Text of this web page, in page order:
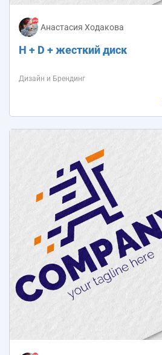
Анастасия Ходакова
H + D + жесткий диск
Дизайн и Брендинг